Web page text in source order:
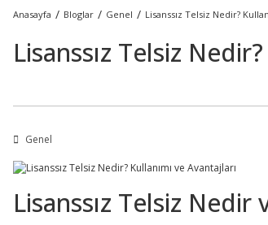
Anasayfa Bloglar Genel Lisanssız Telsiz Nedir?
Lisanssız Telsiz
Genel
Lisanssız Telsiz Nedir